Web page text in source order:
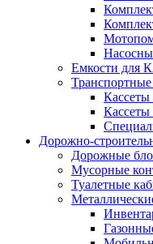
Емкости для
Транспортные
Кассеты
Кассеты
Дорожно-
Дорожные
Мусорные
Туалетные